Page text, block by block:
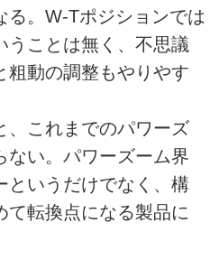
る。W-Tポジションでは
うことは無く、不思議
粗動の調整もやりやす
、これまでのパワーズ
ない。パワーズーム界
というだけでなく、構
て転換点になる製品に